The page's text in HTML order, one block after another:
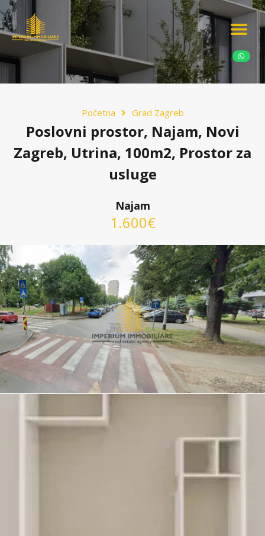
Poćetna Grad Zagreb
Poslovni prostor, Najam, Novi
Zagreb, Utrina, 100m2, Prostor za
usluge
Najam
1.600€